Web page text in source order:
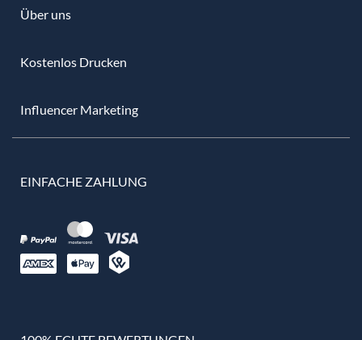
Über uns
Kostenlos Drucken
Influencer Marketing
EINFACHE ZAHLUNG